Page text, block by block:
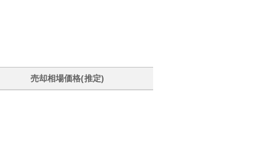
売却相場価格(推定)